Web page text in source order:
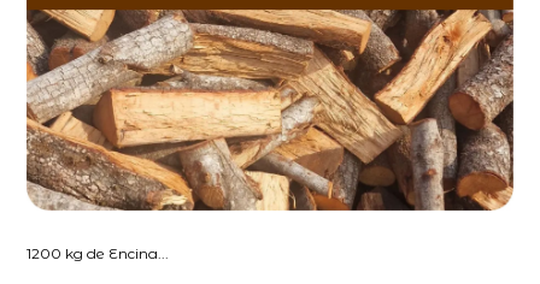
1200 kg de Encina...